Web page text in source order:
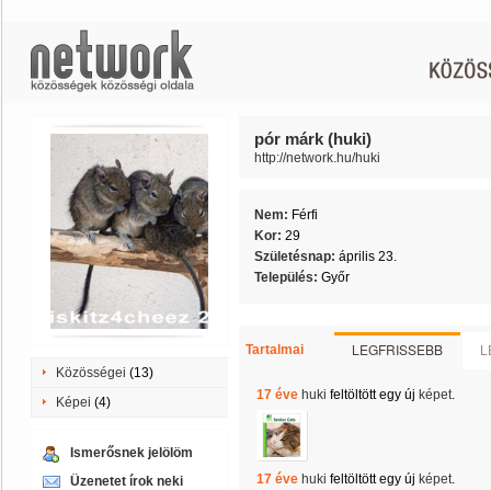
Közösségei (13)
Képei (4)
Ismerősnek jelölöm
Üzenetet írok neki
pór márk (huki)
http://network.hu/huki
Nem: Férfi
Kor: 29
Születésnap: április 23.
Település: Győr
Tartalmai LEGFRISSEBB
17 éve huki feltöltött egy új képet.
17 éve huki feltöltött egy új képet.